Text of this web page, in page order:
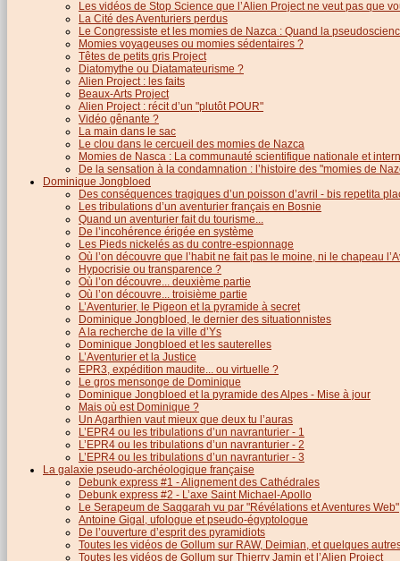
Les vidéos de Stop Science que l’Alien Project ne veut pas que
La Cité des Aventuriers perdus
Le Congressiste et les momies de Nazca : Quand la
Momies voyageuses ou momies sédentaires ?
Têtes de petits gris Project
Diatomythe ou Diatamateurisme ?
Alien Project : les faits
Beaux-Arts Project
Alien Project : récit d’un "plutôt POUR"
Vidéo gênante ?
La main dans le sac
Le clou dans le cercueil des momies de Nazca
Momies de Nasca : La communauté scientifique nationale et
De la sensation à la condamnation : l’histoire des "momies de
Dominique Jongbloed
Des conséquences tragiques d’un poisson d’avril - bis repetita
Les tribulations d’un aventurier français en Bosnie
Quand un aventurier fait du tourisme...
De l’incohérence érigée en système
Les Pieds nickelés as du contre-espionnage
Où l’on découvre que l’habit ne fait pas le moine, ni le chapeau
Hypocrisie ou transparence ?
Où l’on découvre... deuxième partie
Où l’on découvre... troisième partie
L’Aventurier, le Pigeon et la pyramide à secret
Dominique Jongbloed, le dernier des situationnistes
A la recherche de la ville d’Ys
Dominique Jongbloed et les sauterelles
L’Aventurier et la Justice
EPR3, expédition maudite... ou virtuelle ?
Le gros mensonge de Dominique
Dominique Jongbloed et la pyramide des Alpes - Mise à jour
Mais où est Dominique ?
Un Agarthien vaut mieux que deux tu l’auras
L’EPR4 ou les tribulations d’un navranturier - 1
L’EPR4 ou les tribulations d’un navranturier - 2
L’EPR4 ou les tribulations d’un navranturier - 3
La galaxie pseudo-archéologique française
Debunk express #1 - Alignement des Cathédrales
Debunk express #2 - L’axe Saint Michael-Apollo
Le Serapeum de Saqqarah vu par "Révélations et Aventures Web"
Antoine Gigal, ufologue et pseudo-égyptologue
De l’ouverture d’esprit des pyramidiots
Toutes les vidéos de Gollum sur RAW, Deimian, et quelques
Toutes les vidéos de Gollum sur Thierry Jamin et l’Alien Project